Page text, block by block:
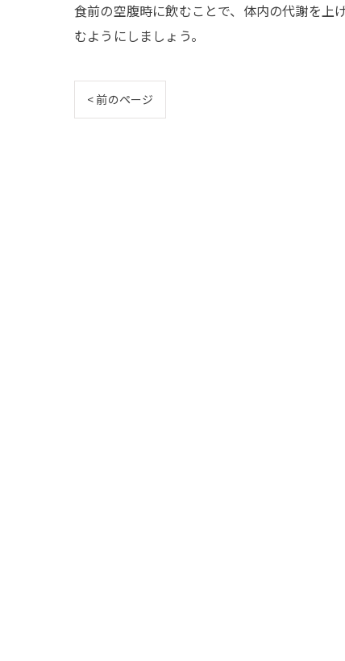
食前の空腹時に飲むことで、体内の代謝を上
むようにしましょう。
< 前のページ